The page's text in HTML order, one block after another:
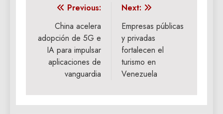
Navegación
entradas
Previous:
China acelera
adopción de 5G e
IA para impulsar
aplicaciones de
vanguardia
Next:
Empresas públicas
y privadas
fortalecen el
turismo en
Venezuela